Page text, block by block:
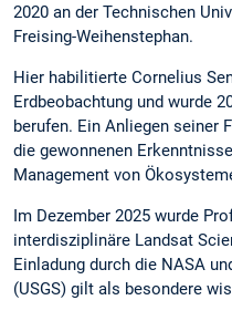
2020 an der Technischen
Freising-Weihenstephan.
Hier habilitierte Cornelius
Erdbeobachtung und wurde
berufen. Ein Anliegen seiner
die gewonnenen
Management von
Im Dezember 2025 wurde
interdisziplinäre Landsat
Einladung durch die NASA
(USGS) gilt als besondere